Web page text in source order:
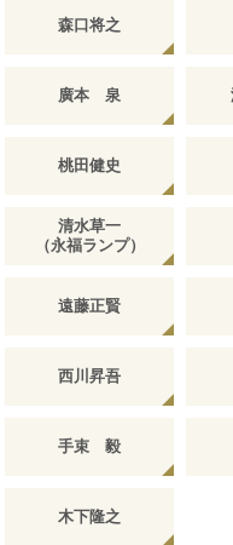
森口将之
廣本 泉
桃田健史
清水草一
（永福ランプ）
遠藤正賢
西川昇吾
手束 毅
木下隆之